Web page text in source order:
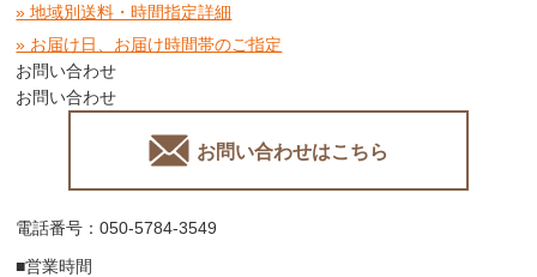
» 地域別送料・時間指定詳細
» お届け日、お届け時間帯のご指定
お問い合わせ
お問い合わせ
お問い合わせはこちら
電話番号：050-5784-3549
■営業時間